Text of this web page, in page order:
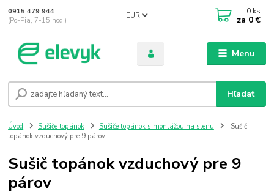
Menu
EUR
Hľadať
0915 479 944
(Po-Pia, 7-15 hod.)
0 ks
za 0 €
Úvod Sušiče topánok Sušiče topánok s montážou na stenu
Sušič
topánok vzduchový pre 9 párov
Sušič topánok vzduchový pre 9
párov